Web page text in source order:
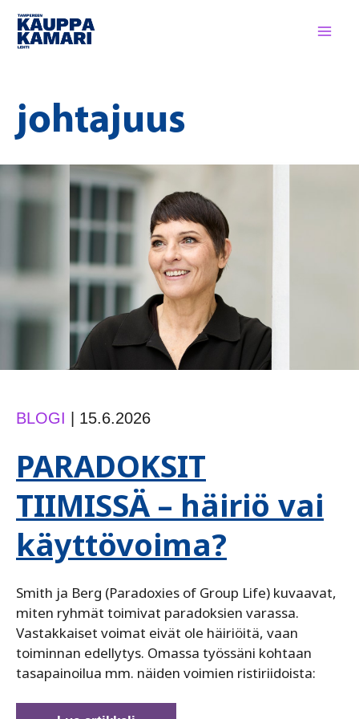
Siirry
sisältöön
johtajuus
BLOGI 15.6.2026
PARADOKSIT
TIIMISSÄ – häiriö vai
käyttövoima?
Smith ja Berg (Paradoxies of Group Life) kuvaavat,
miten ryhmät toimivat paradoksien varassa.
Vastakkaiset voimat eivät ole häiriöitä, vaan
toiminnan edellytys. Omassa työssäni kohtaan
tasapainoilua mm. näiden voimien ristiriidoista: